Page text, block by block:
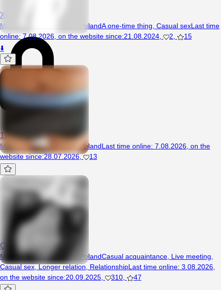
XRafal
Man, 30 years, Krzepice, PolandA one-time thing Casual sexLast time
online: 7.08.2026 on the website since:21.08.2024 2
15
⬇️
123Brunet18
Man, 39 years, Krzepice, PolandLast time online: 7.08.2026, on the
website since:28.07.2026, 13
Cojarobietu98
Man, 27 years, Krzepice, PolandCasual acquaintance Live meeting
Casual sex,Longer relation RelationshipLast time online: 3.08.2026
on the website since:20.09.2025 310 47